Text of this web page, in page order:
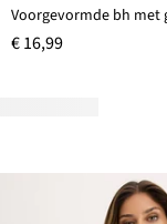
€ 16,99